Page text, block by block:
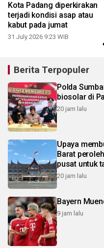
Kota Padang diperkirakan
terjadi kondisi asap atau
kabut pada jumat
31 July 2026 9:23 WIB
Berita Terpopuler
Polda
biosolar di
20 jam lalu
Upaya
Barat
pusat untuk
20 jam lalu
Bayern
9 jam lalu